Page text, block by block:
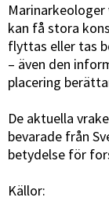
kan få stora
flyttas eller tas
– även den
placering
De aktuella
bevarade från
betydelse för
Källor: